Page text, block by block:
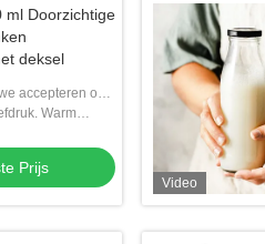
ml Doorzichtige
deksel
accepteren ook
Warm
Prijs
Video